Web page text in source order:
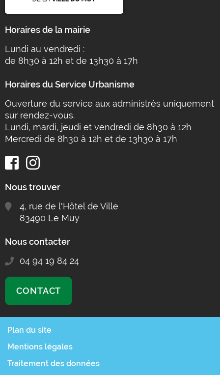
Horaires de la mairie
Lundi au vendredi :
de 8h30 à 12h et de 13h30 à 17h
Horaires du Service Urbanisme
Ouverture du service aux administrés uniquement
sur rendez-vous.
Lundi, mardi, jeudi et vendredi de 8h30 à 12h
Mercredi de 8h30 à 12h et de 13h30 à 17h
Nous trouver
4, rue de l'Hôtel de Ville
83490 Le Muy
Nous contacter
04 94 19 84 24
CONTACT
Plan du site
Mentions légales
Traitement des données